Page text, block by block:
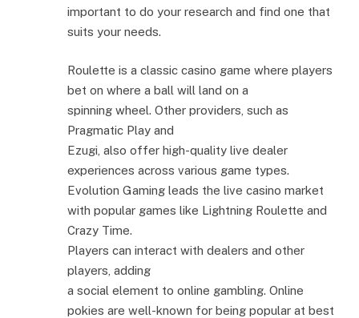
important to do your research and find one that
suits your needs.
Roulette is a classic casino game where players
bet on where a ball will land on a
spinning wheel. Other providers, such as
Pragmatic Play and
Ezugi, also offer high-quality live dealer
experiences across various game types.
Evolution Gaming leads the live casino market
with popular games like Lightning Roulette and
Crazy Time.
Players can interact with dealers and other
players, adding
a social element to online gambling. Online
pokies are well-known for being popular at best